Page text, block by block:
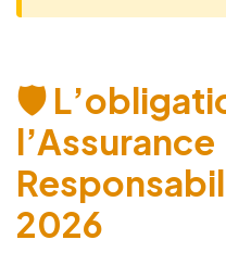
🛡️
l’Assurance
2026